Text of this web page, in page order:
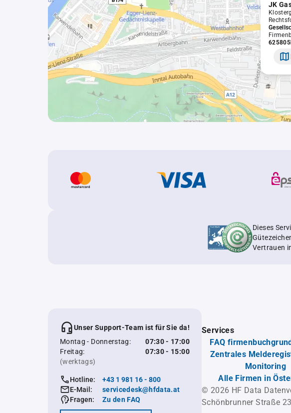
JK
Dieses
Vertrauen
Unser Support-Team ist für Sie da!
Montag - Donnerstag:
07:30 - 17:00
Freitag:
07:30 - 15:00
(werktags)
Hotline:
+43 1 981 16 - 800
E-Mail:
servicedesk@hfdata.at
Fragen:
Zu den FAQ
Services
FAQ
Zentrales
Monitoring
Alle Firmen in
© 2026 HF Data
Schönbrunner Straße